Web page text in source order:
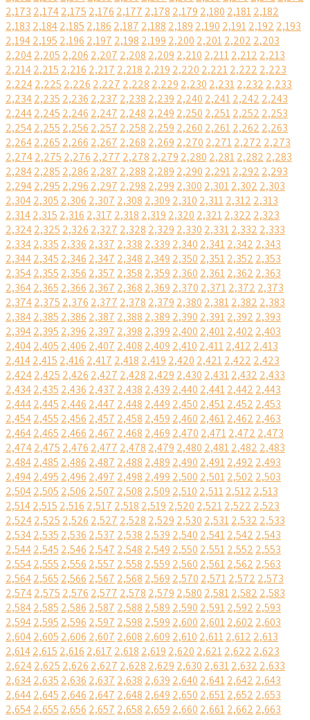
2,173 2,1742,175 2,176 2,177 2,178 2,179 2,180 2,1812,182
2,183 2,1842,185 2,186 2,187 2,188 2,189 2,190 2,1912,192 2,193
2,1942,195 2,196 2,197 2,198 2,199 2,200 2,2012,202 2,203
2,2042,205 2,206 2,207 2,208 2,209 2,210 2,2112,212 2,213
2,2142,215 2,216 2,217 2,218 2,219 2,220 2,2212,222 2,223
2,2242,225 2,226 2,227 2,228 2,229 2,230 2,2312,232 2,233
2,2342,235 2,236 2,237 2,238 2,239 2,240 2,2412,242 2,243
2,2442,245 2,246 2,247 2,248 2,249 2,250 2,2512,252 2,253
2,2542,255 2,256 2,257 2,258 2,259 2,260 2,2612,262 2,263
2,2642,265 2,266 2,267 2,268 2,269 2,270 2,2712,272 2,273
2,2742,275 2,276 2,277 2,278 2,279 2,280 2,2812,282 2,283
2,2842,285 2,286 2,287 2,288 2,289 2,290 2,2912,292 2,293
2,2942,295 2,296 2,297 2,298 2,299 2,300 2,3012,302 2,303
2,3042,305 2,306 2,307 2,308 2,309 2,310 2,3112,312 2,313
2,3142,315 2,316 2,317 2,318 2,319 2,320 2,3212,322 2,323
2,3242,325 2,326 2,327 2,328 2,329 2,330 2,3312,332 2,333
2,3342,335 2,336 2,337 2,338 2,339 2,340 2,3412,342 2,343
2,3442,345 2,346 2,347 2,348 2,349 2,350 2,3512,352 2,353
2,3542,355 2,356 2,357 2,358 2,359 2,360 2,3612,362 2,363
2,3642,365 2,366 2,367 2,368 2,369 2,370 2,3712,372 2,373
2,3742,375 2,376 2,377 2,378 2,379 2,380 2,3812,382 2,383
2,3842,385 2,386 2,387 2,388 2,389 2,390 2,3912,392 2,393
2,3942,395 2,396 2,397 2,398 2,399 2,400 2,4012,402 2,403
2,4042,405 2,406 2,407 2,408 2,409 2,410 2,4112,412 2,413
2,4142,415 2,416 2,417 2,418 2,419 2,420 2,4212,422 2,423
2,4242,425 2,426 2,427 2,428 2,429 2,430 2,4312,432 2,433
2,4342,435 2,436 2,437 2,438 2,439 2,440 2,4412,442 2,443
2,4442,445 2,446 2,447 2,448 2,449 2,450 2,4512,452 2,453
2,4542,455 2,456 2,457 2,458 2,459 2,460 2,4612,462 2,463
2,4642,465 2,466 2,467 2,468 2,469 2,470 2,4712,472 2,473
2,4742,475 2,476 2,477 2,478 2,479 2,480 2,4812,482 2,483
2,4842,485 2,486 2,487 2,488 2,489 2,490 2,4912,492 2,493
2,4942,495 2,496 2,497 2,498 2,499 2,500 2,5012,502 2,503
2,5042,505 2,506 2,507 2,508 2,509 2,510 2,5112,512 2,513
2,5142,515 2,516 2,517 2,518 2,519 2,520 2,5212,522 2,523
2,5242,525 2,526 2,527 2,528 2,529 2,530 2,5312,532 2,533
2,5342,535 2,536 2,537 2,538 2,539 2,540 2,5412,542 2,543
2,5442,545 2,546 2,547 2,548 2,549 2,550 2,5512,552 2,553
2,5542,555 2,556 2,557 2,558 2,559 2,560 2,5612,562 2,563
2,5642,565 2,566 2,567 2,568 2,569 2,570 2,5712,572 2,573
2,5742,575 2,576 2,577 2,578 2,579 2,580 2,5812,582 2,583
2,5842,585 2,586 2,587 2,588 2,589 2,590 2,5912,592 2,593
2,5942,595 2,596 2,597 2,598 2,599 2,600 2,6012,602 2,603
2,6042,605 2,606 2,607 2,608 2,609 2,610 2,6112,612 2,613
2,6142,615 2,616 2,617 2,618 2,619 2,620 2,6212,622 2,623
2,6242,625 2,626 2,627 2,628 2,629 2,630 2,6312,632 2,633
2,6342,635 2,636 2,637 2,638 2,639 2,640 2,6412,642 2,643
2,6442,645 2,646 2,647 2,648 2,649 2,650 2,6512,652 2,653
2,6542,655 2,656 2,657 2,658 2,659 2,660 2,6612,662 2,663